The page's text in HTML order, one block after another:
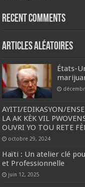
Recent Comments
Articles aléatoires
États-
AYITI/EDIKASYON/
LA AK KÈK VIL
OUVRI YO TOU RETE
octobre 29, 2024
Haïti : Un atelier clé
et Professionnelle
juin 12, 2025